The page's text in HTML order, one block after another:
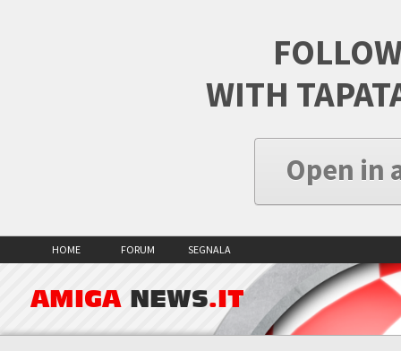
WITH
Open in
HOME FORUM SEGNALA
AMIGA NEWS.IT